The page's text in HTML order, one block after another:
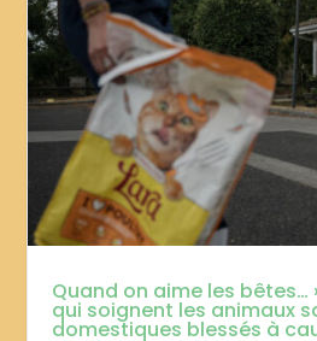
Quand on aime les bêtes…
qui soignent les animaux
domestiques blessés à